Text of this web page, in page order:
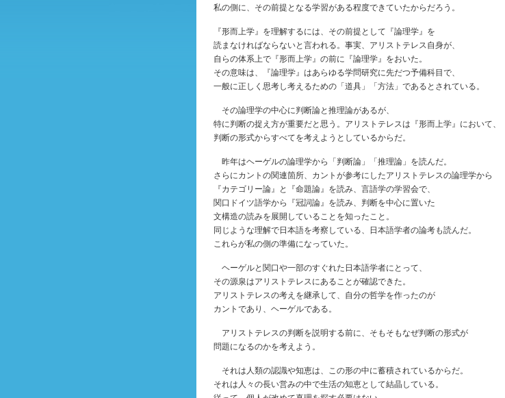
私の側に、その前提となる学習がある程度できていたからだろう。
『形而上学』を理解するには、その前提として『論理学』を
読まなければならないと言われる。事実、アリストテレス自身が、
自らの体系上で『形而上学』の前に『論理学』をおいた。
その意味は、『論理学』はあらゆる学問研究に先だつ予備科目で、
一般に正しく思考し考えるための「道具」「方法」であるとされている。
その論理学の中心に判断論と推理論があるが、
特に判断の捉え方が重要だと思う。アリストテレスは『形而上学』において、
判断の形式からすべてを考えようとしているからだ。
昨年はヘーゲルの論理学から「判断論」「推理論」を読んだ。
さらにカントの関連箇所、カントが参考にしたアリストテレスの論理学から
『カテゴリー論』と『命題論』を読み、言語学の学習会で、
関口ドイツ語学から『冠詞論』を読み、判断を中心に置いた
文構造の読みを展開していることを知ったこと。
同じような理解で日本語を考察している、日本語学者の論考も読んだ。
これらが私の側の準備になっていた。
ヘーゲルと関口や一部のすぐれた日本語学者にとって、
その源泉はアリストテレスにあることが確認できた。
アリストテレスの考えを継承して、自分の哲学を作ったのが
カントであり、ヘーゲルである。
アリストテレスの判断を説明する前に、そもそもなぜ判断の形式が
問題になるのかを考えよう。
それは人類の認識や知恵は、この形の中に蓄積されているからだ。
それは人々の長い営みの中で生活の知恵として結晶している。